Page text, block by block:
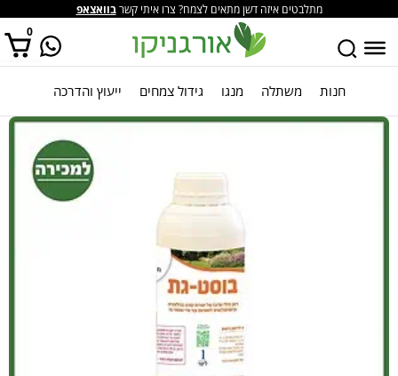
מתלבטים איזה דשן מתאים לצמח? צרו איתי קשרבוואצאפ
0
אין מוצרים בסל הקניות. חנות משתלה מנגו גידול צמחים ייעוץ והדרכה